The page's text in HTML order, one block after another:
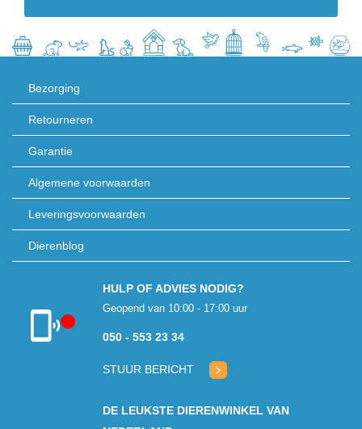
Bezorging
Retourneren
Garantie
Algemene voorwaarden
Leveringsvoorwaarden
Dierenblog
Klantenservice
HULP OF ADVIES NODIG?
Geopend van 10:00 - 17:00 uur
050 - 553 23 34
STUUR BERICHT
DE LEUKSTE DIERENWINKEL VAN